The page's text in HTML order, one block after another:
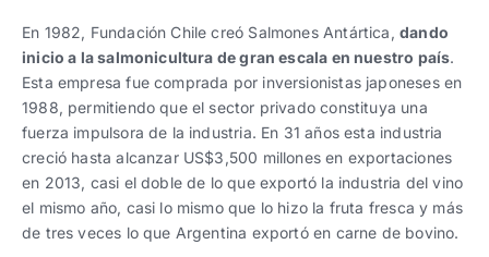
Ver todo
Español English
Español|English
Español|English
progresivos de gestión
Ver todos
Español English
Español English
Español English
En 1982, Fundación Chile creó Salmones Antártica, dando
inicio a la salmonicultura de gran escala en nuestro país.
Esta empresa fue comprada por inversionistas japoneses en
1988, permitiendo que el sector privado constituya una
fuerza impulsora de la industria. En 31 años esta industria
creció hasta alcanzar US$3,500 millones en exportaciones
en 2013, casi el doble de lo que exportó la industria del vino
el mismo año, casi lo mismo que lo hizo la fruta fresca y más
de tres veces lo que Argentina exportó en carne de bovino.